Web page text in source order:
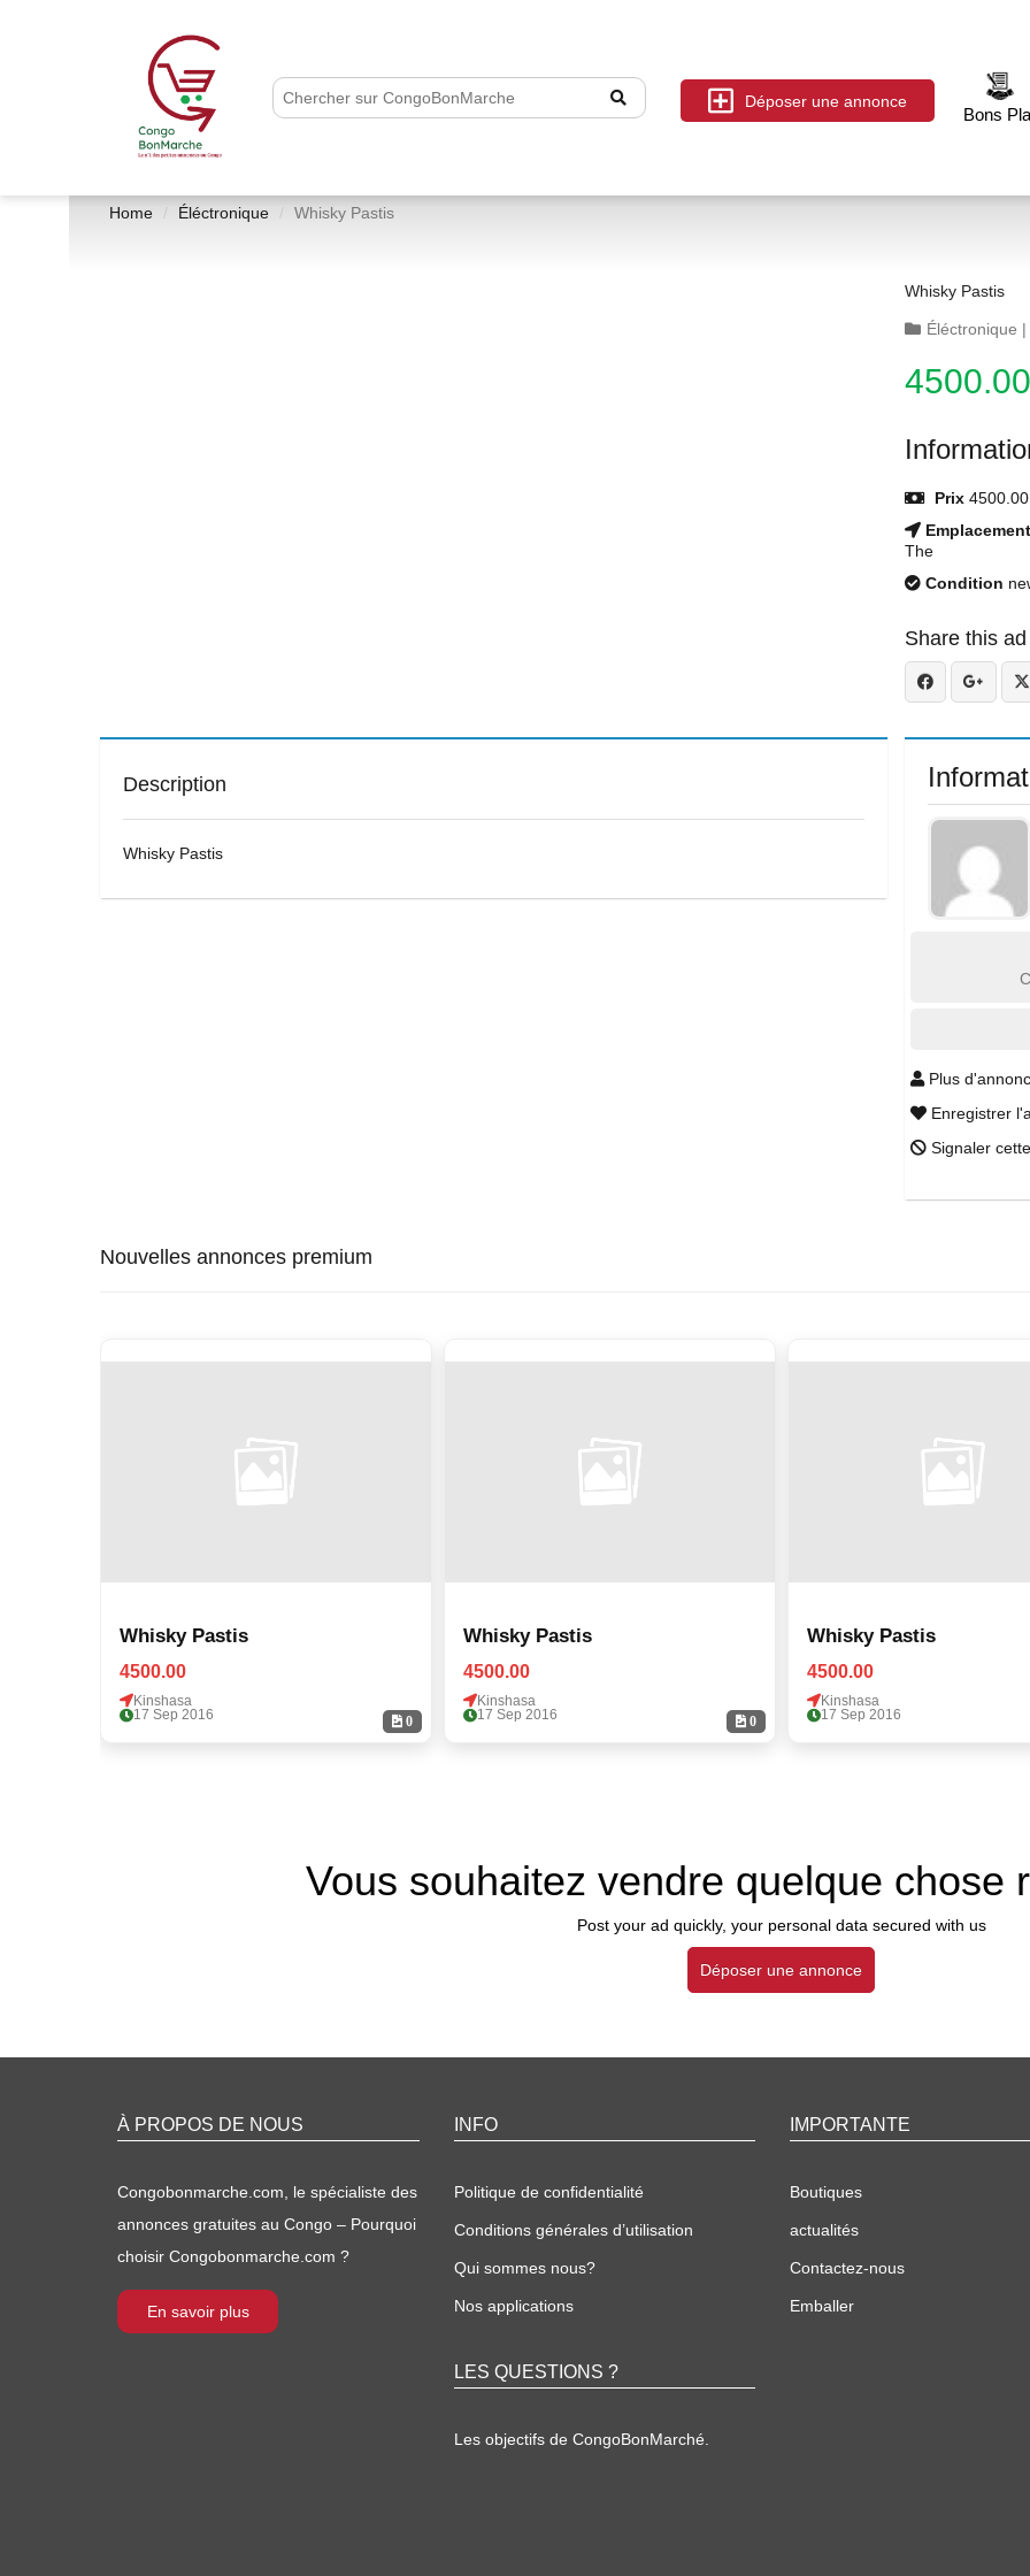
Déposer une annonce
Bons
Home Éléctronique Whisky Pastis
Whisky Pastis
Éléctronique |
4500.00
Prix 4500.00
Emplacement
The
Condition
Share this ad
Description
Whisky Pastis
Plus
Enregistrer
Signaler
Nouvelles annonces premium
0
Whisky Pastis
4500.00
Kinshasa
17 Sep 2016
0
Whisky Pastis
4500.00
Kinshasa
17 Sep 2016
Whisky Pastis
4500.00
Kinshasa
17 Sep 2016
Vous souhaitez vendre quelque chose
Post your ad quickly, your personal data secured with us
Déposer une annonce
À PROPOS DE NOUS
Congobonmarche.com, le spécialiste des
annonces gratuites au Congo – Pourquoi
choisir Congobonmarche.com ?
En savoir plus
INFO
Politique de confidentialité
Conditions générales d’utilisation
Qui sommes nous?
Nos applications
LES QUESTIONS ?
Les objectifs de CongoBonMarché.
IMPORTANTE
Boutiques
actualités
Contactez-nous
Emballer